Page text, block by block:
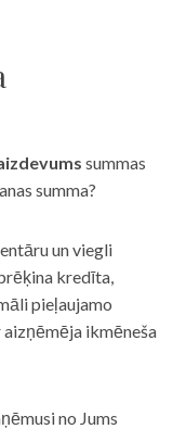
summas
summa?
un viegli
kredīta,
pieļaujamo
aizņēmēja ikmēneša
no Jums